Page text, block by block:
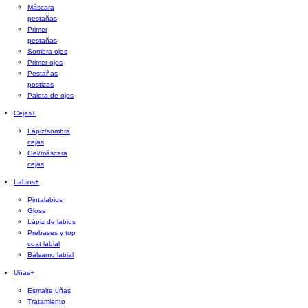
Máscara
pestañas
Primer
pestañas
Sombra ojos
Primer ojos
Pestañas
postizas
Paleta de ojos
Cejas+
Lápiz/sombra
cejas
Gel/máscara
cejas
Labios+
Pintalabios
Gloss
Lápiz de labios
Prebases y top
coat labial
Bálsamo labial
Uñas+
Esmalte uñas
Tratamiento